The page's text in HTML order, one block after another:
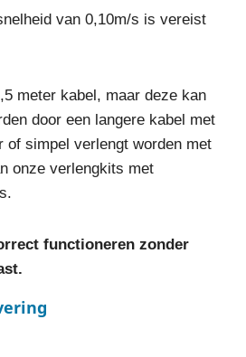
van 0,10m/s is vereist
meter kabel, maar deze kan
door een langere kabel met
of simpel verlengt worden met
onze verlengkits met
functioneren zonder